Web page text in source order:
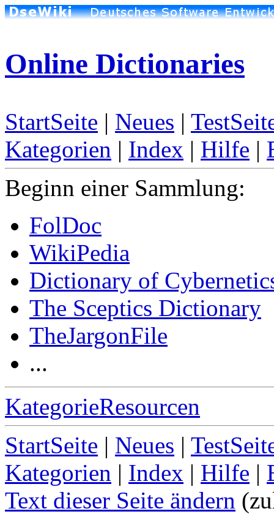
Online Dictionaries
StartSeite | Neues |
Kategorien | Index | Hilfe |
Beginn einer Sammlung:
FolDoc
WikiPedia
Dictionary of
The Sceptics Dictionary
TheJargonFile
...
KategorieResourcen
StartSeite | Neues |
Kategorien | Index | Hilfe |
Text dieser Seite ändern